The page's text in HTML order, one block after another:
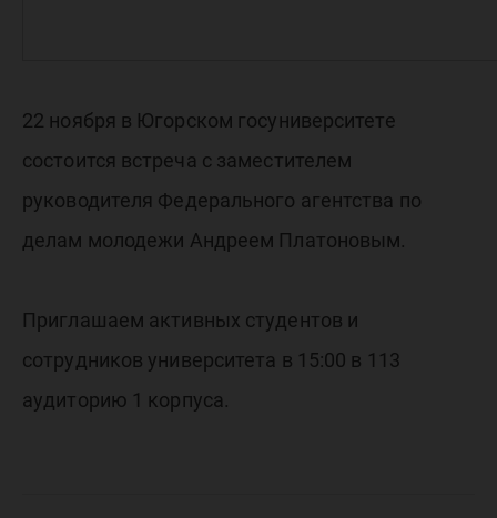
22 ноября в Югорском госуниверситете
состоится встреча с заместителем
руководителя Федерального агентства по
делам молодежи Андреем Платоновым.
Приглашаем активных студентов и
сотрудников университета в 15:00 в 113
аудиторию 1 корпуса.